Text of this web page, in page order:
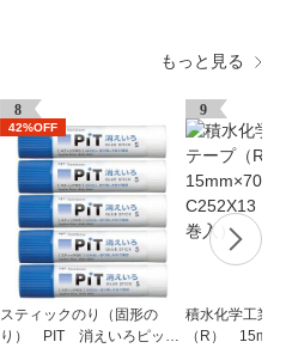
もっと見る
8
42%OFF
スティックのり（固形の
り） PIT 消えいろピット
9
積水化学工業
（R）